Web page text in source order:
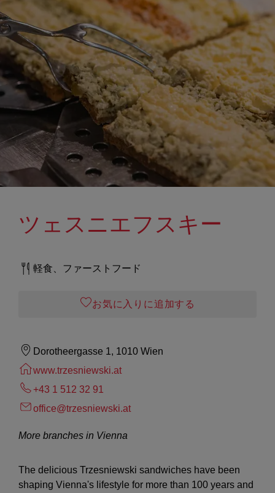
ツェスニエフスキー
軽食、ファーストフード
お気に入りに追加する
Dorotheergasse 1, 1010 Wien
www.trzesniewski.at
+43 1 512 32 91
office@trzesniewski.at
More branches in Vienna
The delicious Trzesniewski sandwiches have been
shaping Vienna's lifestyle for more than 100 years and